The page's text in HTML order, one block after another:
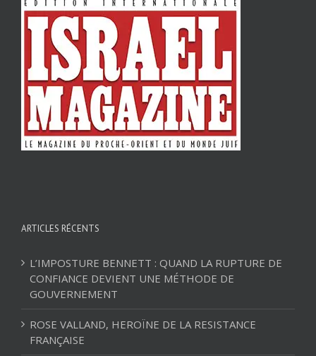
ARTICLES RÉCENTS
L’IMPOSTURE BENNETT : QUAND LA RUPTURE DE
CONFIANCE DEVIENT UNE MÉTHODE DE
GOUVERNEMENT
ROSE VALLAND, HEROÏNE DE LA RESISTANCE
FRANÇAISE